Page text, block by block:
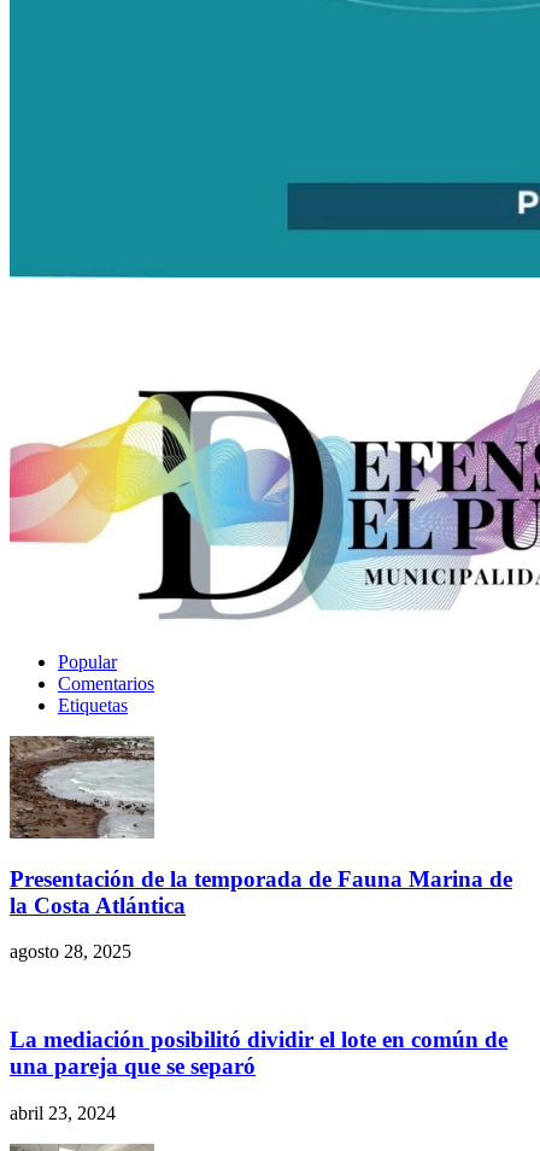
Popular
Comentarios
Etiquetas
Presentación de la temporada de Fauna Marina de
la Costa Atlántica
agosto 28, 2025
La mediación posibilitó dividir el lote en común de
una pareja que se separó
abril 23, 2024